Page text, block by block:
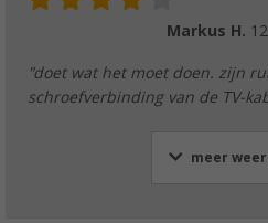
Markus H.
"doet wat het moet doen. zijn
schroefverbinding van de TV-
meer